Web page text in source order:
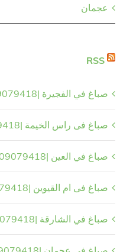
عجمان
RSS
صباغ في الفجيرة |0509079418
صباغ فى راس الخيمة |0509079418| ارخص صباغ
صباغ في العين |0509079418| احدث المعدات
صباغ فى ام القيوين |0509079418| دهان رخيص
صباغ في الشارقة |0509079418| اجود انواع الصبغ